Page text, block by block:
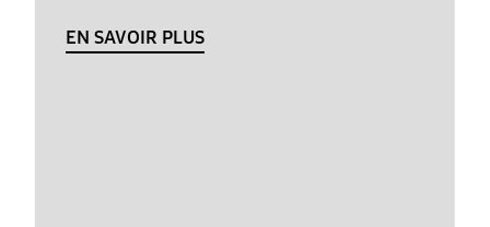
EN SAVOIR PLUS